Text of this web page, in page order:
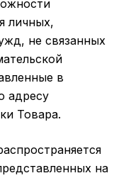
личных,
не связанных
в
адресу
Товара.
на